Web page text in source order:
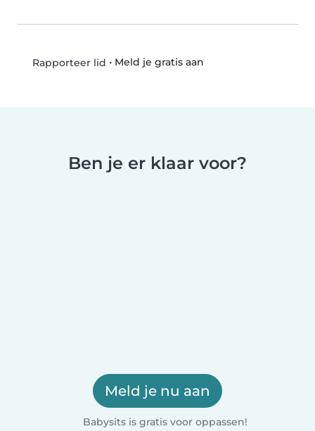
Rapporteer lid • Meld je gratis aan
Ben je er klaar voor?
Meld je nu aan
Babysits is gratis voor oppassen!